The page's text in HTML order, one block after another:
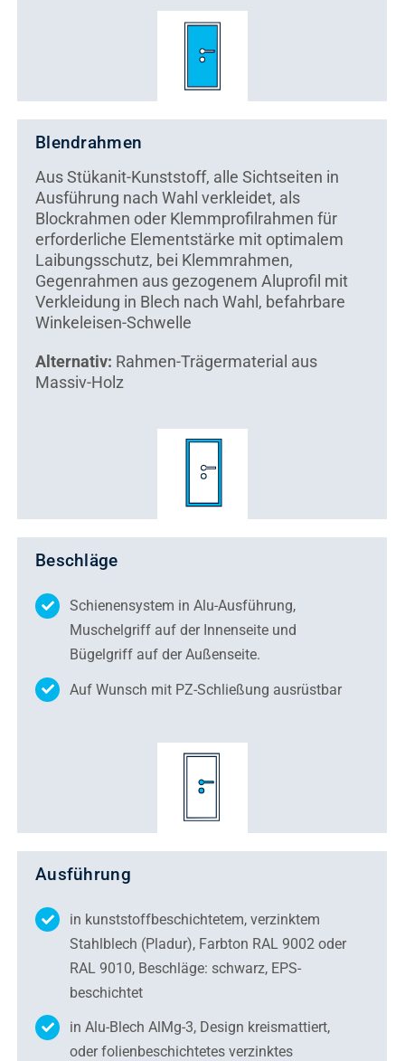
Blendrahmen
Aus Stükanit-Kunststoff, alle Sichtseiten in
Ausführung nach Wahl verkleidet, als
Blockrahmen oder Klemmprofilrahmen für
erforderliche Elementstärke mit optimalem
Laibungsschutz, bei Klemmrahmen,
Gegenrahmen aus gezogenem Aluprofil mit
Verkleidung in Blech nach Wahl, befahrbare
Winkeleisen-Schwelle
Alternativ: Rahmen-Trägermaterial aus
Massiv-Holz
Beschläge
Schienensystem in Alu-Ausführung,
Muschelgriff auf der Innenseite und
Bügelgriff auf der Außenseite.
Auf Wunsch mit PZ-Schließung ausrüstbar
Ausführung
in kunststoffbeschichtetem, verzinktem
Stahlblech (Pladur), Farbton RAL 9002 oder
RAL 9010, Beschläge: schwarz, EPS-
beschichtet
in Alu-Blech AlMg-3, Design kreismattiert,
oder folienbeschichtetes verzinktes